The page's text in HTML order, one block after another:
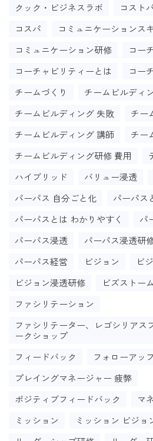
クック・ビジネスラボ
コスト
コスパ
コミュニケーションス
コミュニケーション研修
コー
コーチャビリティーとは
コー
チームづくり
チームビルディ
チームビルディング 失敗
チー
チームビルディング 講師
チー
チームビルディング研修 費用
ハイブリッド
バリュー浸透
パーパス 自分ごと化
パーパス
パーパスとは わかりやすく
パ
パーパス浸透
パーパス浸透研
パーパス経営
ビジョン
ビ
ビジョン浸透研修
ビズストーム
ファシリテーション
ファシリテーター、レゴシリアス
ークショップ
フィードバック
フォローアッ
プレイングマネージャー 疲弊
ポジティブフィードバック
マ
ミッション
ミッション ビジョ